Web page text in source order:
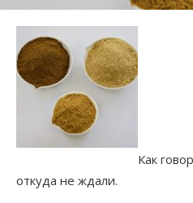
Как
откуда не ждали.